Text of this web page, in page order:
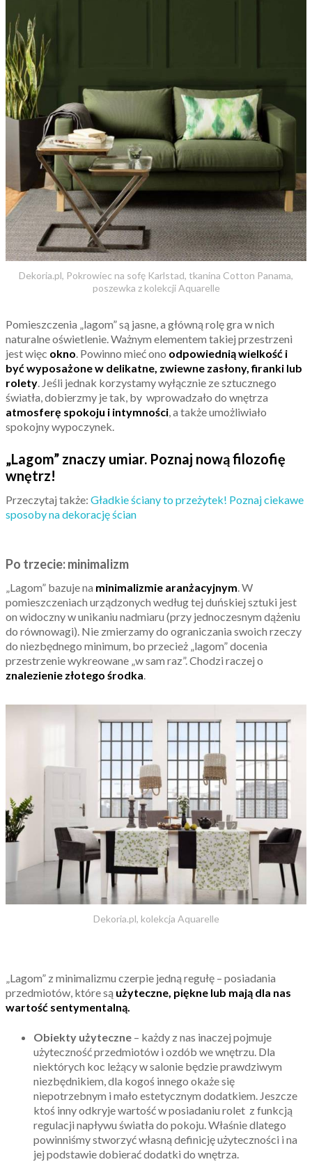
Dekoria.pl, Pokrowiec na sofę Karlstad, tkanina Cotton Panama,
poszewka z kolekcji Aquarelle
Pomieszczenia „lagom” są jasne, a główną rolę gra w nich
naturalne oświetlenie. Ważnym elementem takiej przestrzeni
jest więc okno . Powinno mieć ono odpowiednią wielkość i
być wyposażone w delikatne, zwiewne zasłony, firanki lub
rolety . Jeśli jednak korzystamy wyłącznie ze sztucznego
światła, dobierzmy je tak, by wprowadzało do wnętrza
atmosferę spokoju i intymności , a także umożliwiało
spokojny wypoczynek.
„Lagom” znaczy umiar. Poznaj nową filozofię
wnętrz!
Przeczytaj także: Gładkie ściany to przeżytek! Poznaj ciekawe
sposoby na dekorację ścian
Po trzecie: minimalizm
„Lagom” bazuje na minimalizmie aranżacyjnym . W
pomieszczeniach urządzonych według tej duńskiej sztuki jest
on widoczny w unikaniu nadmiaru (przy jednoczesnym dążeniu
do równowagi). Nie zmierzamy do ograniczania swoich rzeczy
do niezbędnego minimum, bo przecież „lagom” docenia
przestrzenie wykreowane „w sam raz”. Chodzi raczej o
znalezienie złotego środka
Dekoria.pl, kolekcja Aquarelle
„Lagom” z minimalizmu czerpie jedną regułę – posiadania
przedmiotów, które są użyteczne, piękne lub mają dla nas
wartość sentymentalną.
Obiekty użyteczne – każdy z nas inaczej pojmuje
użyteczność przedmiotów i ozdób we wnętrzu. Dla
niektórych koc leżący w salonie będzie prawdziwym
niezbędnikiem, dla kogoś innego okaże się
niepotrzebnym i mało estetycznym dodatkiem. Jeszcze
ktoś inny odkryje wartość w posiadaniu rolet z funkcją
regulacji napływu światła do pokoju. Właśnie dlatego
powinniśmy stworzyć własną definicję użyteczności i na
jej podstawie dobierać dodatki do wnętrza.